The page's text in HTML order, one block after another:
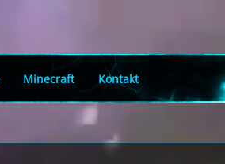
Minecraft Kontakt